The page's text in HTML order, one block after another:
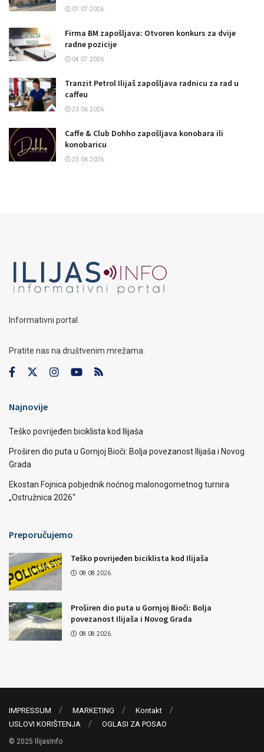
07.07.2026.
Firma BM zapošljava: Otvoren konkurs za dvije
radne pozicije
04.07.2026.
Tranzit Petrol Ilijaš zapošljava radnicu za rad u
caffeu
23.06.2026.
Caffe & Club Dohho zapošljava konobara ili
konobaricu
23.06.2026.
Informativni portal.
Pratite nas na društvenim mrežama:
Najnovije
Teško povrijeđen biciklista kod Ilijaša
Proširen dio puta u Gornjoj Bioči: Bolja povezanost Ilijaša i Novog
Grada
Ekostan Fojnica pobjednik noćnog malonogometnog turnira
„Ostružnica 2026“
Preporučujemo
Teško povrijeđen biciklista kod Ilijaša
08.08.2026.
Proširen dio puta u Gornjoj Bioči: Bolja
povezanost Ilijaša i Novog Grada
08.08.2026.
IMPRESSUM MARKETING
Kontakt
USLOVI KORIŠTENJA
OGLASI ZA POSAO
© 2025 IlijasInfo